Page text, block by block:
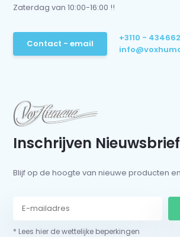
Zaterdag van 10:00-16:00 !!
Contact - email
+3110 -
Inschrijven Nieuwsbrief
Blijf op de hoogte van nieuwe producten
* Lees hier de wettelijke beperkingen